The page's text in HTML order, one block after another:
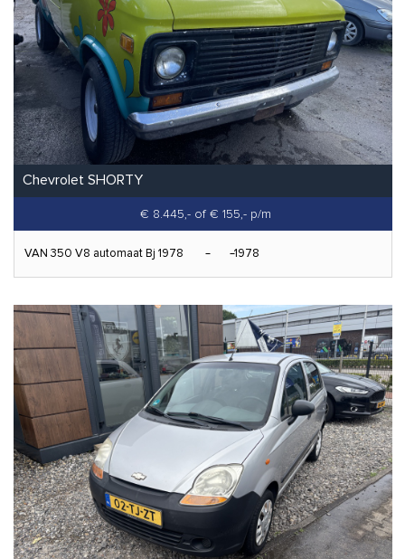
Chevrolet SHORTY
€ 8.445,- of € 155,- p/m
VAN 350 V8 automaat Bj 1978 1978